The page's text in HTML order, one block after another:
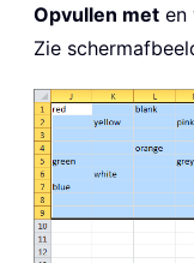
Opvullen met en
Zie